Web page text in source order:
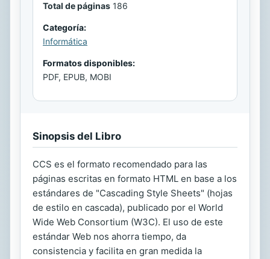
Total de páginas 186
Categoría:
Informática
Formatos disponibles:
PDF, EPUB, MOBI
Sinopsis del Libro
CCS es el formato recomendado para las
páginas escritas en formato HTML en base a los
estándares de "Cascading Style Sheets" (hojas
de estilo en cascada), publicado por el World
Wide Web Consortium (W3C). El uso de este
estándar Web nos ahorra tiempo, da
consistencia y facilita en gran medida la